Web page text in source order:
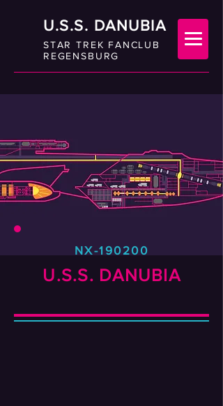
STAR TREK FANCLUB
REGENSBURG
U.S.S. DANUBIA
NX-190200
U.S.S. DANUBIA